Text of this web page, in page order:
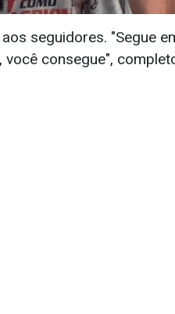
seguidores. "Segue
consegue",